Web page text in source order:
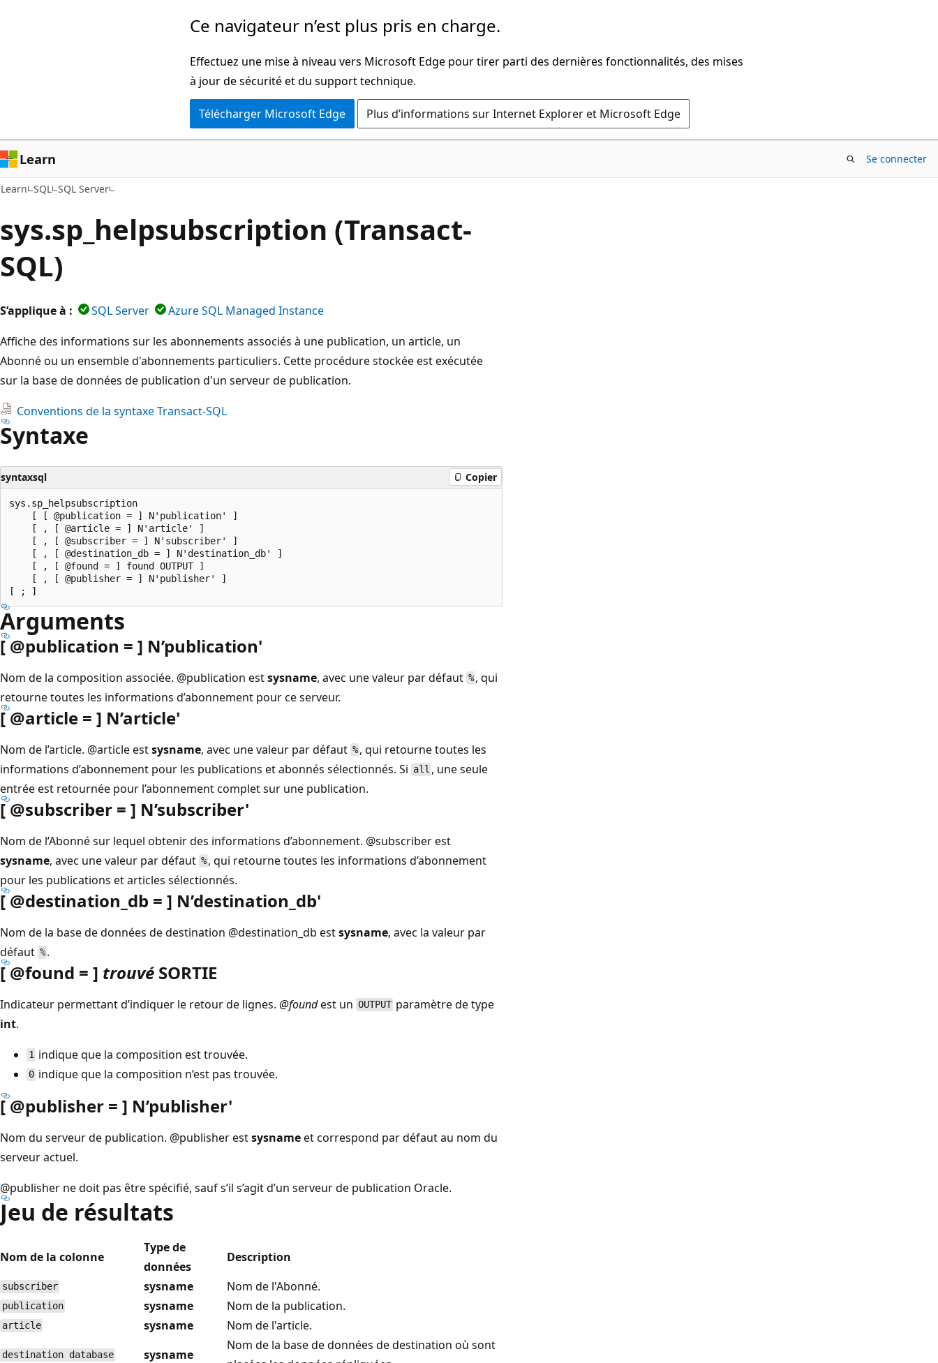
Ce navigateur n’est plus pris en charge.
Effectuez une mise à niveau vers Microsoft Edge pour tirer parti des dernières fonctionnalités, des mises
à jour de sécurité et du support technique.
Télécharger Microsoft Edge Plus d’informations sur Internet Explorer et Microsoft Edge
Learn Se connecter
Learn SQL SQL Server
sys.sp_helpsubscription (Transact-
SQL)
S’applique à : SQL Server
Azure SQL Managed Instance
Affiche des informations sur les abonnements associés à une publication, un article, un
Abonné ou un ensemble d'abonnements particuliers. Cette procédure stockée est exécutée
sur la base de données de publication d'un serveur de publication.
Conventions de la syntaxe Transact-SQL
Syntaxe
syntaxsql Copier
sys.sp_helpsubscription
    [ [ @publication = ] N'publication' ]
    [ , [ @article = ] N'article' ]
    [ , [ @subscriber = ] N'subscriber' ]
    [ , [ @destination_db = ] N'destination_db' ]
    [ , [ @found = ] found OUTPUT ]
    [ , [ @publisher = ] N'publisher' ]
Arguments
[ @publication = ] N’publication'
Nom de la composition associée. @publication estsysname, avec une valeur par défaut % , qui
retourne toutes les informations d’abonnement pour ce serveur.
[ @article = ] N’article'
Nom de l’article. @article estsysname, avec une valeur par défaut % , qui retourne toutes les
informations d’abonnement pour les publications et abonnés sélectionnés. Si all , une seule
entrée est retournée pour l’abonnement complet sur une publication.
[ @subscriber = ] N’subscriber'
Nom de l’Abonné sur lequel obtenir des informations d’abonnement. @subscriber est
sysname, avec une valeur par défaut % , qui retourne toutes les informations d’abonnement
pour les publications et articles sélectionnés.
[ @destination_db = ] N’destination_db'
Nom de la base de données de destination @destination_db estsysname, avec la valeur par
défaut % .
[ @found = ] trouvé SORTIE
Indicateur permettant d’indiquer le retour de lignes. @foundest un OUTPUT paramètre de type
int.
1 indique que la composition est trouvée.
0 indique que la composition n’est pas trouvée.
[ @publisher = ] N’publisher'
Nom du serveur de publication. @publisher estsysnameet correspond par défaut au nom du
serveur actuel.
@publisher ne doit pas être spécifié, sauf s’il s’agit d’un serveur de publication Oracle.
Jeu de résultats
Nom de la colonne
Type de
données
Description
subscriber sysname Nom de l'Abonné.
publication sysname Nom de la publication.
article sysname Nom de l'article.
destination database sysname
Nom de la base de données de destination où sont